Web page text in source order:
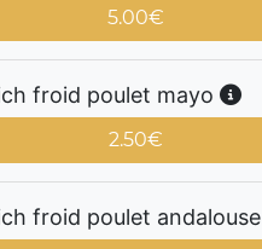
5.00€
froid poulet mayo
2.50€
froid poulet andalouse